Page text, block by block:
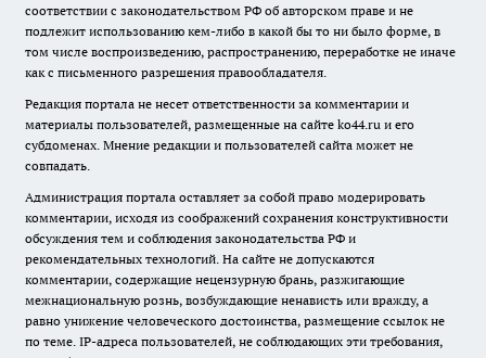
соответствии с законодательством РФ об авторском праве и не
подлежит использованию кем-либо в какой бы то ни было форме, в
том числе воспроизведению, распространению, переработке не иначе
как с письменного разрешения правообладателя.
Редакция портала не несет ответственности за комментарии и
материалы пользователей, размещенные на сайте ko44.ru и его
субдоменах. Мнение редакции и пользователей сайта может не
совпадать.
Администрация портала оставляет за собой право модерировать
комментарии, исходя из соображений сохранения конструктивности
обсуждения тем и соблюдения законодательства РФ и
рекомендательных технологий. На сайте не допускаются
комментарии, содержащие нецензурную брань, разжигающие
межнациональную рознь, возбуждающие ненависть или вражду, а
равно унижение человеческого достоинства, размещение ссылок не
по теме. IP-адреса пользователей, не соблюдающих эти требования,